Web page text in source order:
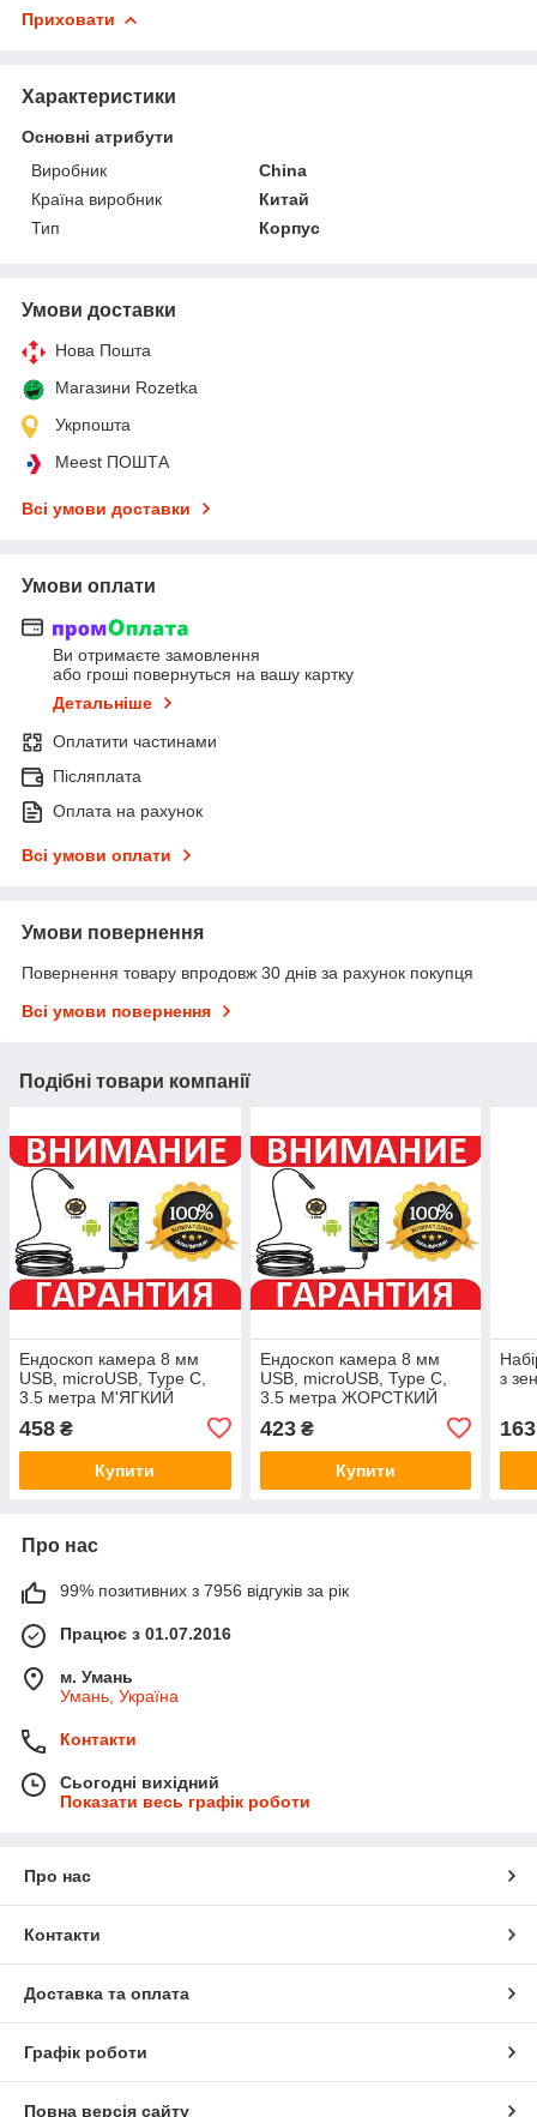
Приховати
Характеристики
Основні атрибути
Виробник
China
Країна виробник
Китай
Тип
Корпус
Умови доставки
Нова Пошта
Магазини Rozetka
Укрпошта
Meest ПОШТА
Всі умови доставки
Умови оплати
Ви отримаєте замовлення
або гроші повернуться на вашу картку
Детальніше
Оплатити частинами
Післяплата
Оплата на рахунок
Всі умови оплати
Умови повернення
Повернення товару впродовж 30 днів за рахунок покупця
Всі умови повернення
Подібні товари компанії
Ендоскоп камера 8 мм
USB, microUSB, Type C,
3.5 метра М'ЯГКИЙ
458 ₴
Купити
Ендоскоп камера 8 мм
USB, microUSB, Type C,
3.5 метра ЖОРСТКИЙ
423₴
Купити
з
163
Про нас
99% позитивних з 7956 відгуків за рік
Працює з 01.07.2016
м. Умань
Умань, Україна
Контакти
Сьогодні вихідний
Показати весь графік роботи
Про нас
Контакти
Доставка та оплата
Графік роботи
Повна версія сайту